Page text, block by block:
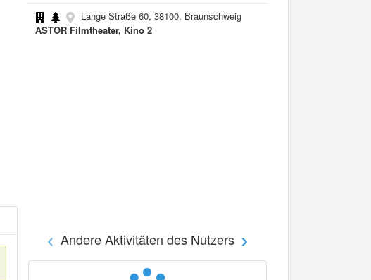
Lange Straße 60, 38100, Braunschweig
ASTOR Filmtheater, Kino 2
Andere Aktivitäten des Nutzers